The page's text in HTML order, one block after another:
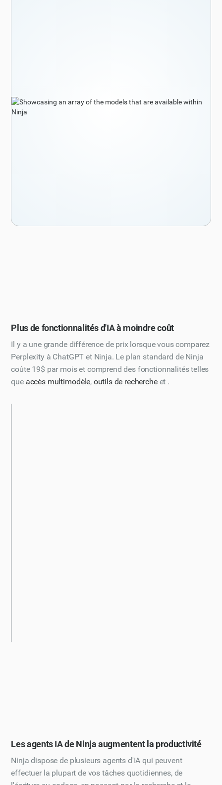
Plus de fonctionnalités d'IA à moindre coût
Il y a une grande différence de prix lorsque vous comparez
Perplexity à ChatGPT et Ninja. Le plan standard de Ninja
coûte 19$ par mois et comprend des fonctionnalités telles
que accès multimodèle, outils de rechercheet .
Les agents IA de Ninja augmentent la productivité
Ninja dispose de plusieurs agents d'IA qui peuvent
effectuer la plupart de vos tâches quotidiennes, de